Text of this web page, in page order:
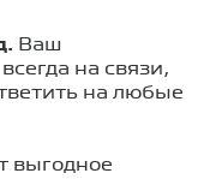
Ваш
на связи,
на любые
выгодное